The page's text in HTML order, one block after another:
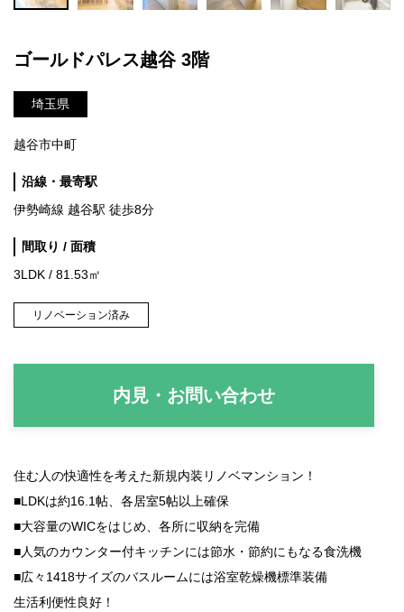
ゴールドパレス越谷 3階
埼玉県
越谷市中町
沿線・最寄駅
伊勢崎線 越谷駅 徒歩8分
間取り / 面積
3LDK / 81.53㎡
リノベーション済み
内見・お問い合わせ
住む人の快適性を考えた新規内装リノベマンション！
■LDKは約16.1帖、各居室5帖以上確保
■大容量のWICをはじめ、各所に収納を完備
■人気のカウンター付キッチンには節水・節約にもなる食洗機
■広々1418サイズのバスルームには浴室乾燥機標準装備
生活利便性良好！